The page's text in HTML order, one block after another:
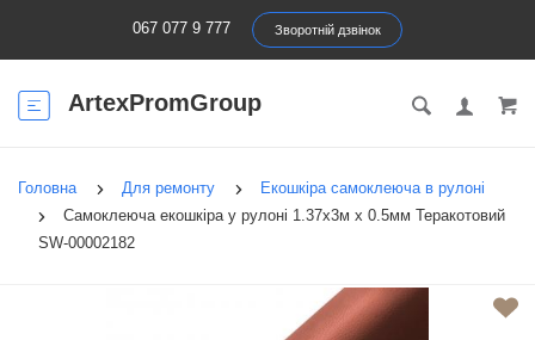
067 077 9 777 Зворотній дзвінок
ArtexPromGroup
Головна Для ремонту
Екошкіра самоклеюча в рулоні
Самоклеюча екошкіра у рулоні 1.37х3м х 0.5мм Теракотовий
SW-00002182